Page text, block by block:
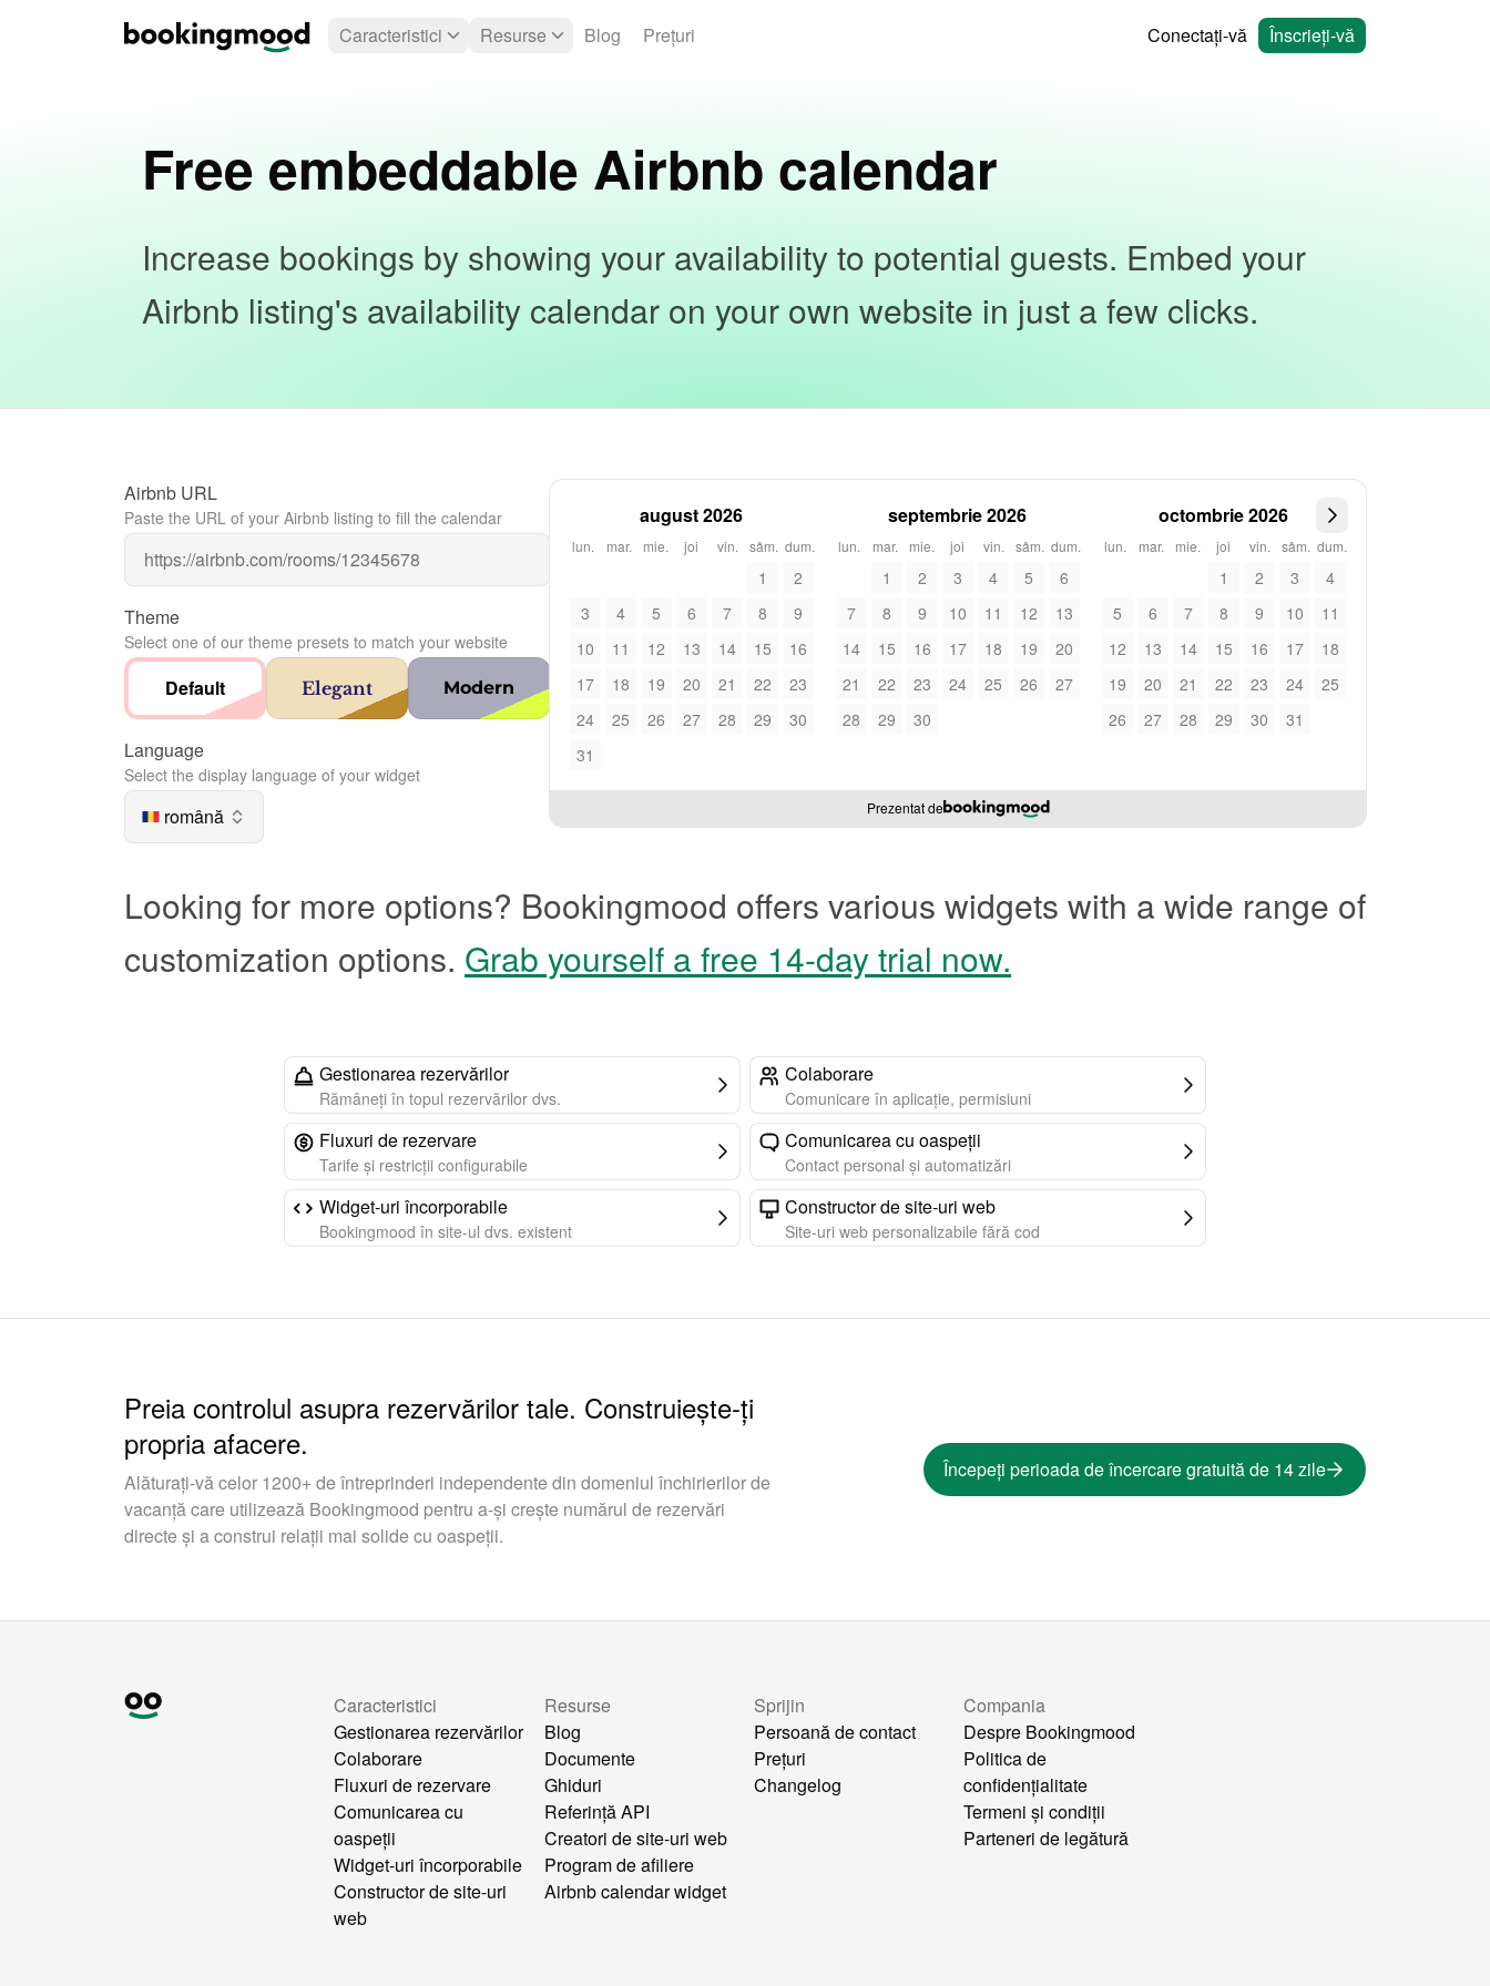
Caracteristici Resurse Blog Prețuri Conectați-vă Înscrieți-vă
Free embeddable Airbnb calendar
Increase bookings by showing your availability to potential guests. Embed your
Airbnb listing's availability calendar on your own website in just a few clicks.
Airbnb URL
Paste the URL of your Airbnb listing to fill the calendar
Theme
Select one of our theme presets to match your website
Default Elegant Modern
Language
Select the display language of your widget
română
august 2026
lun. mar. mie. joi vin. sâm. dum.
1
2
3
4 5 6 7 8
9
10
11 12 13 14 15
16
17
18 19 20 21 22
23
24
25 26 27 28 29
30
31
septembrie 2026
lun. mar. mie. joi vin. sâm. dum.
1 2 3 4 5
6
7
8 9 10 11 12
13
14
15 16 17 18 19
20
21
22 23 24 25 26
27
28
29 30
octombrie 2026
lun. mar. mie. joi vin. sâm. dum.
1 2 3
4
5
6 7 8 9 10
11
12
13 14 15 16 17
18
19
20 21 22 23 24
25
26
27 28 29 30 31
Prezentat de
Looking for more options? Bookingmood offers various widgets with a wide range of
customization options. Grab yourself a free 14-day trial now.
Gestionarea rezervărilor
Rămâneți în topul rezervărilor dvs.
Colaborare
Comunicare în aplicație, permisiuni
Fluxuri de rezervare
Tarife și restricții configurabile
Comunicarea cu oaspeții
Contact personal și automatizări
Widget-uri încorporabile
Bookingmood în site-ul dvs. existent
Constructor de site-uri web
Site-uri web personalizabile fără cod
Preia controlul asupra rezervărilor tale. Construiește-ți
propria afacere.
Alăturați-vă celor 1200+ de întreprinderi independente din domeniul închirierilor de
vacanță care utilizează Bookingmood pentru a-și crește numărul de rezervări
directe și a construi relații mai solide cu oaspeții.
Începeți perioada de încercare gratuită de 14 zile
Caracteristici
Gestionarea rezervărilor
Colaborare
Fluxuri de rezervare
Comunicarea cu
oaspeții
Widget-uri încorporabile
Constructor de site-uri
web
Resurse
Blog
Documente
Ghiduri
Referință API
Creatori de site-uri web
Program de afiliere
Airbnb calendar widget
Sprijin
Persoană de contact
Prețuri
Changelog
Compania
Despre Bookingmood
Politica de
confidențialitate
Termeni și condiții
Parteneri de legătură